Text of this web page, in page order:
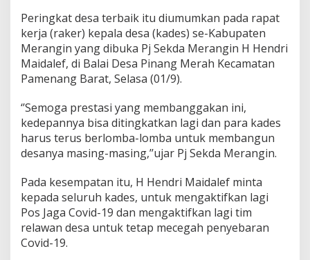
d
a
R
a
k
e
K
a
d
e
s
e
-
K
a
b
Peringkat desa terbaik itu diumumkan pada rapat
kerja (raker) kepala desa (kades) se-Kabupaten
Merangin yang dibuka Pj Sekda Merangin H Hendri
Maidalef, di Balai Desa Pinang Merah Kecamatan
Pamenang Barat, Selasa (01/9).
‘’Semoga prestasi yang membanggakan ini,
kedepannya bisa ditingkatkan lagi dan para kades
harus terus berlomba-lomba untuk membangun
desanya masing-masing,’’ujar Pj Sekda Merangin.
Pada kesempatan itu, H Hendri Maidalef minta
kepada seluruh kades, untuk mengaktifkan lagi
Pos Jaga Covid-19 dan mengaktifkan lagi tim
relawan desa untuk tetap mecegah penyebaran
Covid-19.